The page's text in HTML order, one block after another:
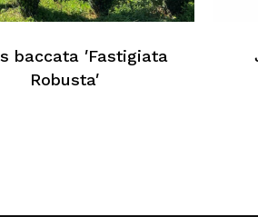
baccata ′Fastigiata
Robusta′